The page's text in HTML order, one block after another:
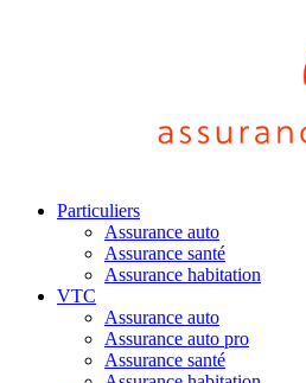
Particuliers
Assurance auto
Assurance santé
Assurance habitation
VTC
Assurance auto
Assurance auto pro
Assurance santé